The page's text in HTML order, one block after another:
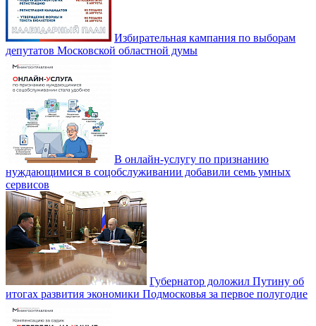
Избирательная кампания по выборам
депутатов Московской областной думы
В онлайн-услугу по признанию
нуждающимися в соцобслуживании добавили семь умных
сервисов
Губернатор доложил Путину об
итогах развития экономики Подмосковья за первое полугодие